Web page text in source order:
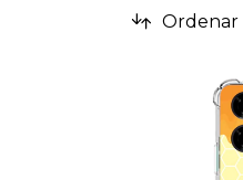
Ordenar